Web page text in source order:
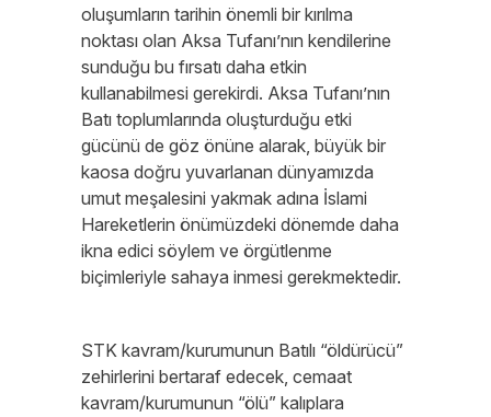
oluşumların tarihin önemli bir kırılma
noktası olan Aksa Tufanı’nın kendilerine
sunduğu bu fırsatı daha etkin
kullanabilmesi gerekirdi. Aksa Tufanı’nın
Batı toplumlarında oluşturduğu etki
gücünü de göz önüne alarak, büyük bir
kaosa doğru yuvarlanan dünyamızda
umut meşalesini yakmak adına İslami
Hareketlerin önümüzdeki dönemde daha
ikna edici söylem ve örgütlenme
biçimleriyle sahaya inmesi gerekmektedir.
STK kavram/kurumunun Batılı “öldürücü”
zehirlerini bertaraf edecek, cemaat
kavram/kurumunun “ölü” kalıplara